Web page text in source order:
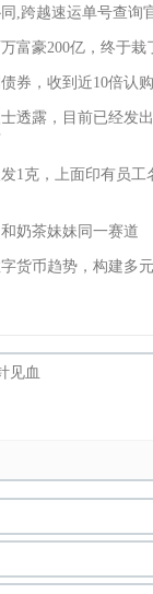
,跨越速运单号查询
富豪200亿，终于栽
券，收到近10倍认
透露，目前已经发
1克，上面印有员工
奶茶妹妹同一赛道
货币趋势，构建多